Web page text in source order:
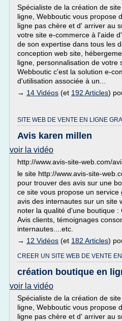
Spécialiste de la création de
ligne, Webboutic vous propose
ligne pas chère et d' arriver au
votre site e-commerce à l'aide
de son expertise dans tous les
conception web site,
ligne, personnalisation de votre
Webboutic c'est la solution e-
d'utilisation associée à un...
→ 14 Vidéos (et 192 Articles)
SITE WEB DE VENTE EN LIGNE
Avis karen millen
voir la vidéo
http://www.avis-site-web.com/
le site http://www.avis-site-
pour trouver des avis sur une
ce site vous propose un
avis des internautes sur un site
noter la qualité d'une boutique :
Avis clients, témoignages
internautes....etc.
→ 12 Vidéos (et 182 Articles)
CREER UN SITE WEB DE VENTE
création boutique en
voir la vidéo
Spécialiste de la création de
ligne, Webboutic vous propose
ligne pas chère et d' arriver au